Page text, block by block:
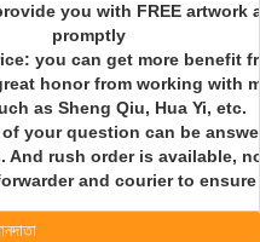
you with FREE artwork
promptly
you can get more benefit
honor from working with
as Sheng Qiu, Hua Yi, etc.
your question can be
And rush order is available,
and courier to